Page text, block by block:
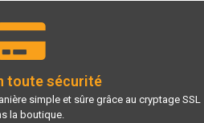
toute sécurité
simple et sûre grâce au cryptage SSL
la boutique.